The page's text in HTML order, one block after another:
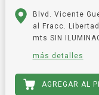
Blvd. Vicente
al Fracc.
mts SIN
más detalles
AGREGAR AL